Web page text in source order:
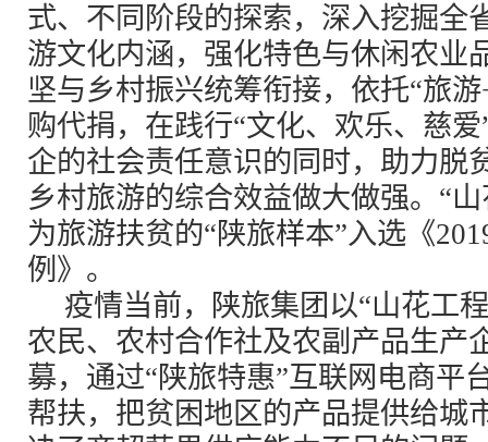
式、不同阶段的探索，深入挖掘全
游文化内涵，强化特色与休闲农业
坚与乡村振兴统筹衔接，依托“旅
购代捐，在践行“文化、欢乐、慈
企的社会责任意识的同时，助力脱
乡村旅游的综合效益做大做强。“
为旅游扶贫的“陕旅样本”入选《
例》。
疫情当前，陕旅集团以“山花工
农民、农村合作社及农副产品生产
募，通过“陕旅特惠”互联网电商平
帮扶，把贫困地区的产品提供给城